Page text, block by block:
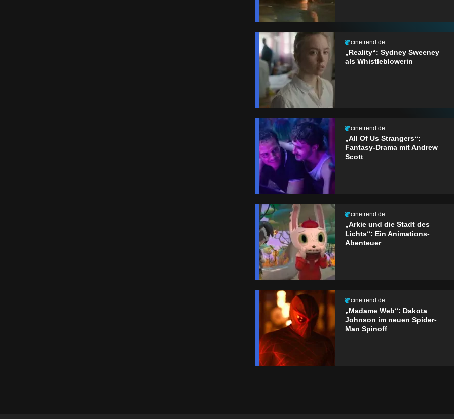
cinetrend.de
„Reality“: Sydney Sweeney
als Whistleblowerin
cinetrend.de
„All Of Us Strangers“:
Fantasy-Drama mit Andrew
Scott
cinetrend.de
„Arkie und die Stadt des
Lichts“: Ein Animations-
Abenteuer
cinetrend.de
„Madame Web“: Dakota
Johnson im neuen Spider-
Man Spinoff